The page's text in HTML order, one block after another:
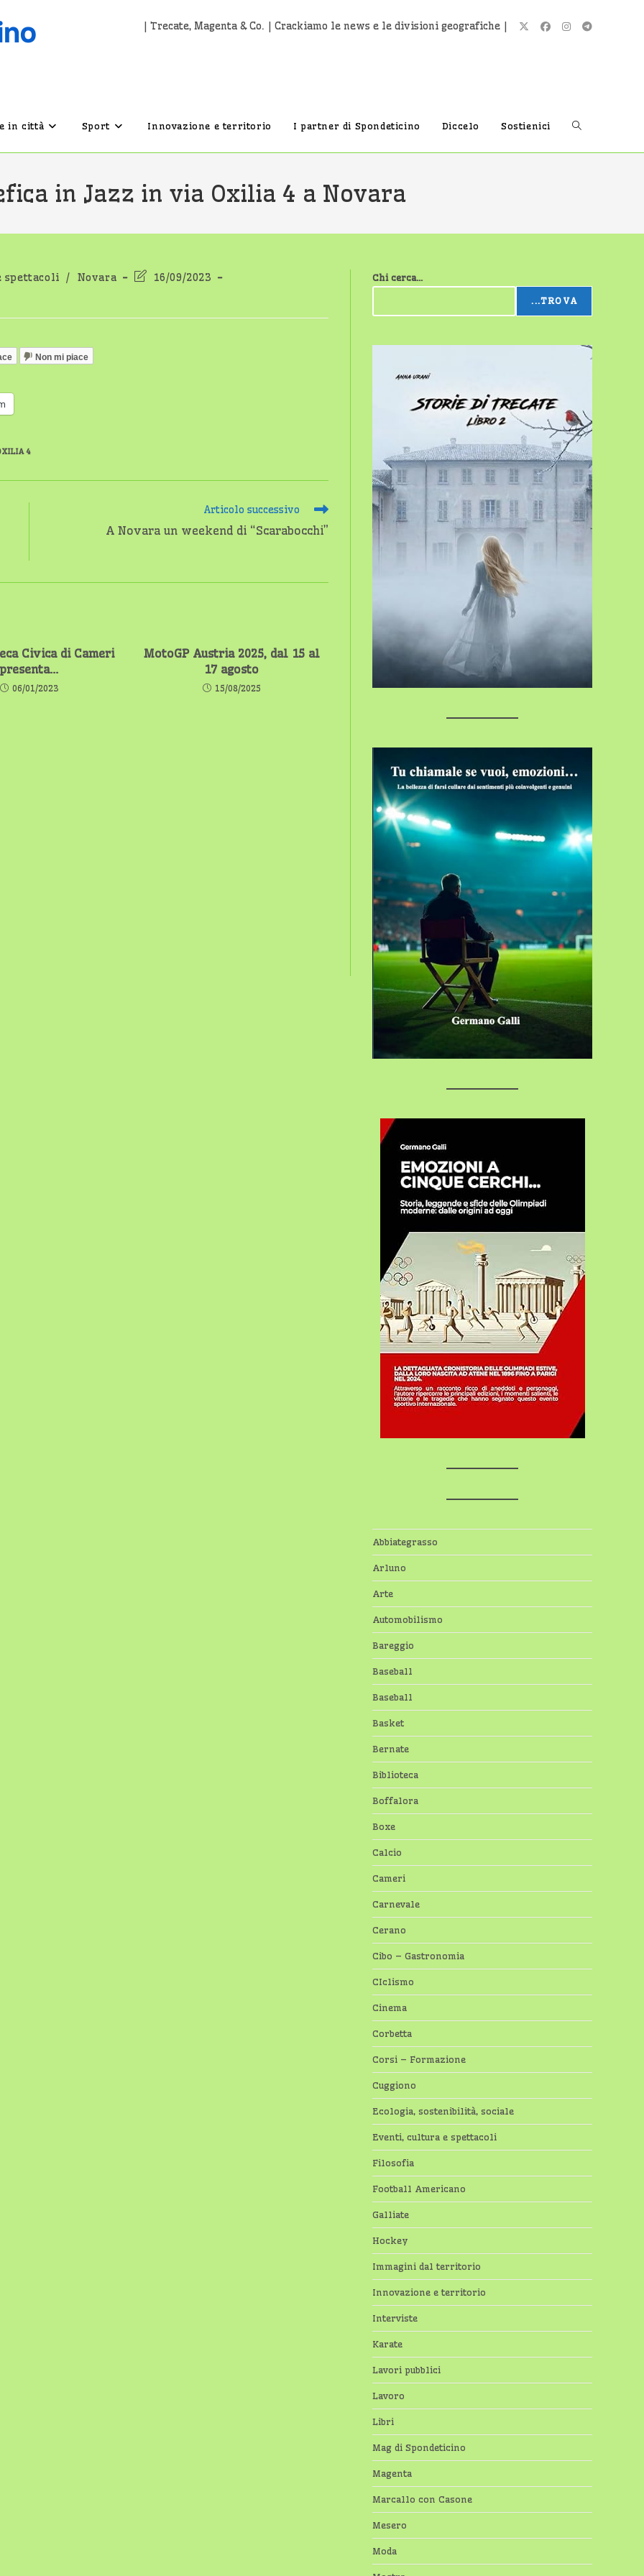
| Trecate, Magenta & Co. | Crackiamo le news e le divisioni geografiche |
in città Sport Innovazione e territorio I partner di Spondeticino Diccelo Sostienici Attiva/
ricerca
sul
in Jazz in via Oxilia 4 a Novara
spettacoli / Novara
Ultima16/09/2023
Non mi piace
4
Articolo successivo
A Novara un weekend di “Scarabocchi”
Civica di Cameri
presenta…
06/01/2023
MotoGP Austria 2025, dal 15 al
17 agosto
15/08/2025
Chi cerca...
...TROVA
Abbiategrasso
Arluno
Arte
Automobilismo
Bareggio
Baseball
Baseball
Basket
Bernate
Biblioteca
Boffalora
Boxe
Calcio
Cameri
Carnevale
Cerano
Cibo – Gastronomia
CIclismo
Cinema
Corbetta
Corsi – Formazione
Cuggiono
Ecologia, sostenibilità, sociale
Eventi, cultura e spettacoli
Filosofia
Football Americano
Galliate
Hockey
Immagini dal territorio
Innovazione e territorio
Interviste
Karate
Lavori pubblici
Lavoro
Libri
Mag di Spondeticino
Magenta
Marcallo con Casone
Mesero
Moda